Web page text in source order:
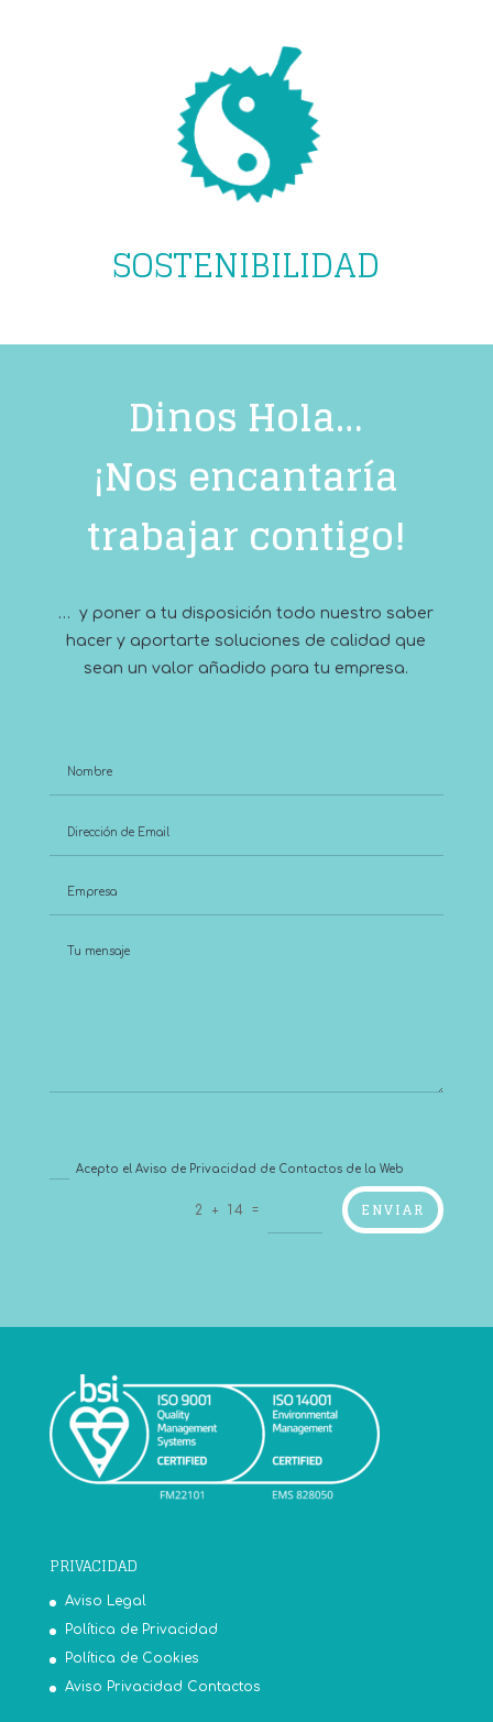
SOSTENIBILIDAD
Dinos Hola…
¡Nos encantaría
trabajar contigo!
… y poner a tu disposición todo nuestro saber
hacer y aportarte soluciones de calidad que
sean un valor añadido para tu empresa.
Acepto el Aviso de Privacidad de Contactos de la Web
2 + 14 = ENVIAR
PRIVACIDAD
Aviso Legal
Política de Privacidad
Política de Cookies
Aviso Privacidad Contactos